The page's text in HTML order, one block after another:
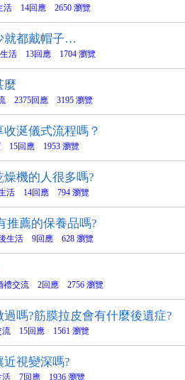
活 14回應 2650 瀏覽
就都戴帽子…
生活 13回應 1704 瀏覽
麼
2375回應 3195 瀏覽
涎儀式流程嗎？
15回應 1953 瀏覽
機的人很多嗎?
活 14回應 794 瀏覽
推薦的保養品嗎?
生活 9回應 628 瀏覽
禮交流 2回應 2756 瀏覽
嗎?筋膜拉皮會有什麼後遺症?
流 15回應 1561 瀏覽
視變深嗎?
活 7回應 1936 瀏覽